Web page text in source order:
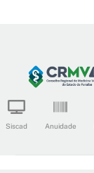
content
Siscad Anuidade